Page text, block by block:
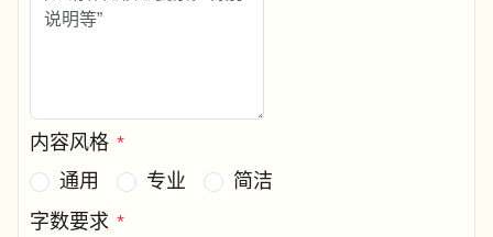
内容风格 *
通用
专业
简洁
字数要求 *